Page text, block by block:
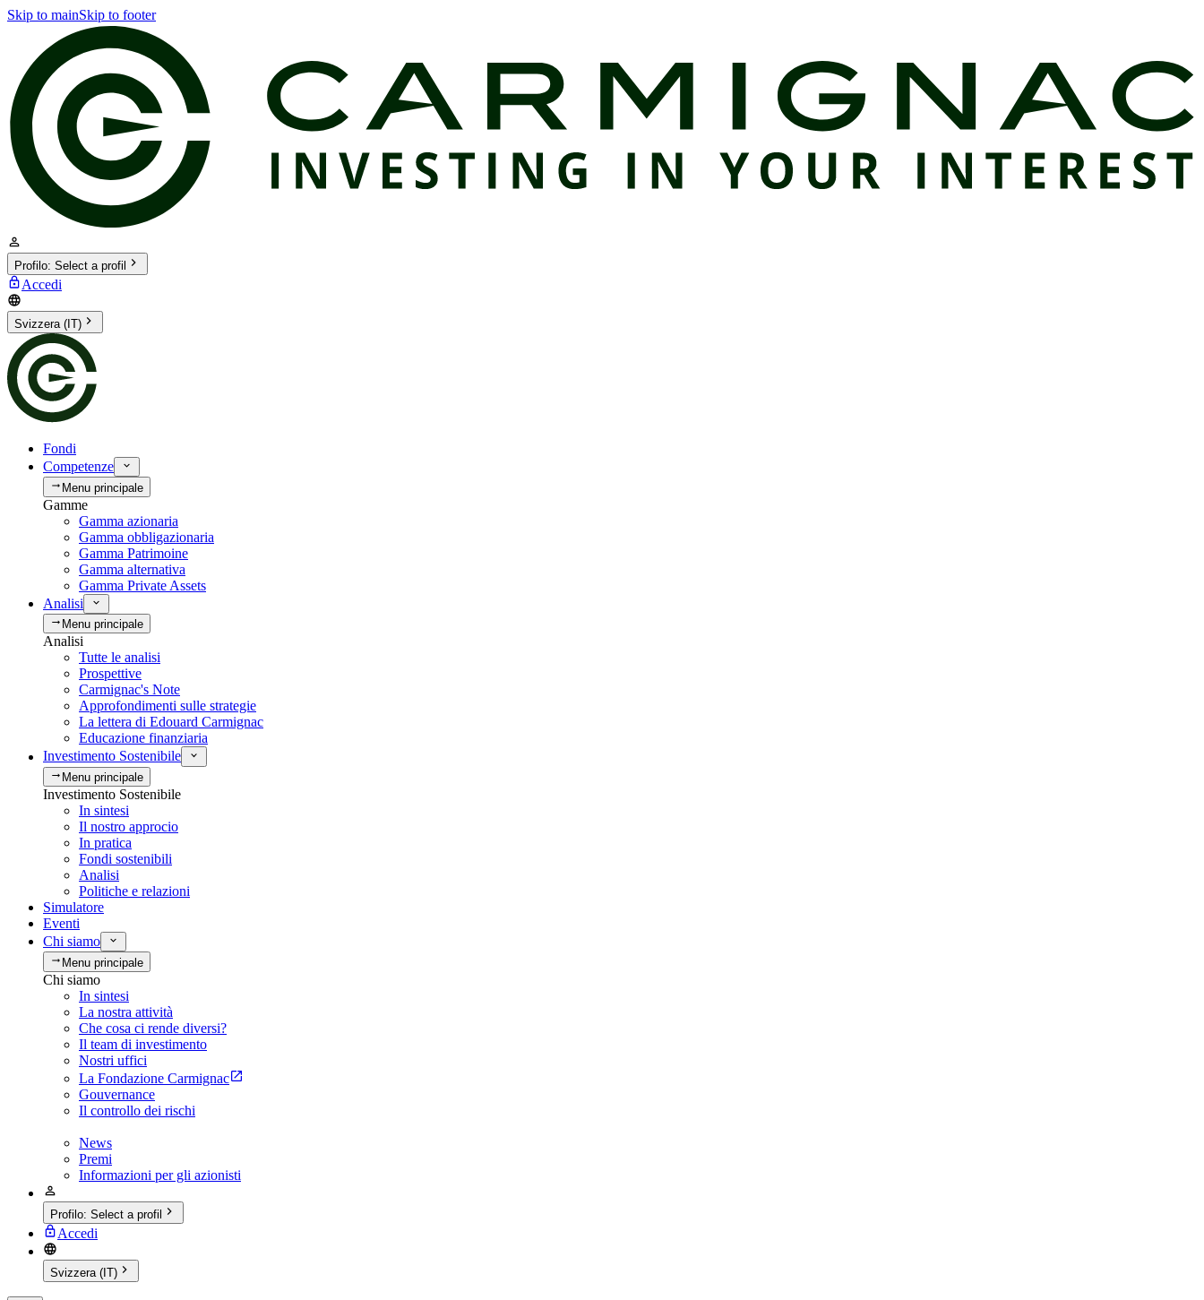
Skip to mainSkip to footer
Profilo: Select a profil
Accedi
Svizzera (IT)
Fondi
Competenze
Menu principale
Gamme
Gamma azionaria
Gamma obbligazionaria
Gamma Patrimoine
Gamma alternativa
Gamma Private Assets
Analisi
Menu principale
Analisi
Tutte le analisi
Prospettive
Carmignac's Note
Approfondimenti sulle strategie
La lettera di Edouard Carmignac
Educazione finanziaria
Investimento Sostenibile
Menu principale
Investimento Sostenibile
In sintesi
Il nostro approcio
In pratica
Fondi sostenibili
Analisi
Politiche e relazioni
Simulatore
Eventi
Chi siamo
Menu principale
Chi siamo
In sintesi
La nostra attività
Che cosa ci rende diversi?
Il team di investimento
Nostri uffici
La Fondazione Carmignac
Gouvernance
Il controllo dei rischi
News
Premi
Informazioni per gli azionisti
Profilo: Select a profil
Accedi
Svizzera (IT)